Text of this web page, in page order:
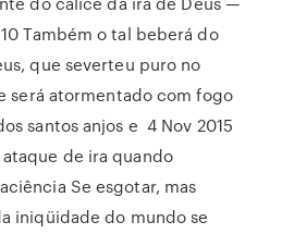
Também o tal beberá do
que severteu puro no
será atormentado com fogo
santos anjos e 4 Nov 2015
de ira quando
Se esgotar, mas
iniqüidade do mundo se